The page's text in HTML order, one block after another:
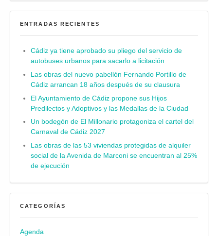
ENTRADAS RECIENTES
Cádiz ya tiene aprobado su pliego del servicio de
autobuses urbanos para sacarlo a licitación
Las obras del nuevo pabellón Fernando Portillo de
Cádiz arrancan 18 años después de su clausura
El Ayuntamiento de Cádiz propone sus Hijos
Predilectos y Adoptivos y las Medallas de la Ciudad
Un bodegón de El Millonario protagoniza el cartel del
Carnaval de Cádiz 2027
Las obras de las 53 viviendas protegidas de alquiler
social de la Avenida de Marconi se encuentran al 25%
de ejecución
CATEGORÍAS
Agenda